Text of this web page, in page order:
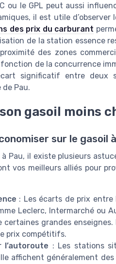
ou le GPL peut aussi
il est utile
des prix du carburant
de la station essence
des zones
de la concurrence
significatif entre deux
Pau.
gasoil moins
sur le gasoil
Pau, il existe plusieurs
vos meilleurs alliés pour
: Les écarts de prix
Leclerc, Intermarché ou
grandes
prix compétitifs.
: Les stations
affichent généralement